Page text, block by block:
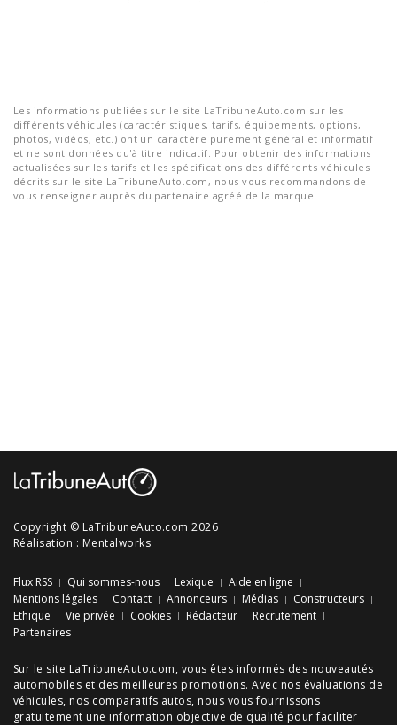
Les informations publiées sur le site LaTribuneAuto.com sur les
différents véhicules (caractéristiques, tarifs, équipements, options,
photos, vidéos, etc.) ont un caractère purement général et informatif
et ne sont données qu'à titre indicatif. Pour obtenir des informations
actualisées sur les tarifs et les spécifications des différents véhicules
décrits sur le site LaTribuneAuto.com, nous vous recommandons de
vous renseigner auprès du partenaire agréé de la marque.
Copyright © LaTribuneAuto.com 2026
Réalisation : Mentalworks
Flux RSS Qui sommes-nous Lexique
Aide en ligne
Mentions légales
Contact Annonceurs Médias
Constructeurs
Ethique
Vie privée Cookies Rédacteur
Recrutement
Partenaires
Sur le site LaTribuneAuto.com, vous êtes informés des nouveautés
automobiles et des meilleures promotions. Avec nos évaluations de
véhicules, nos comparatifs autos, nous vous fournissons
gratuitement une information objective de qualité pour faciliter